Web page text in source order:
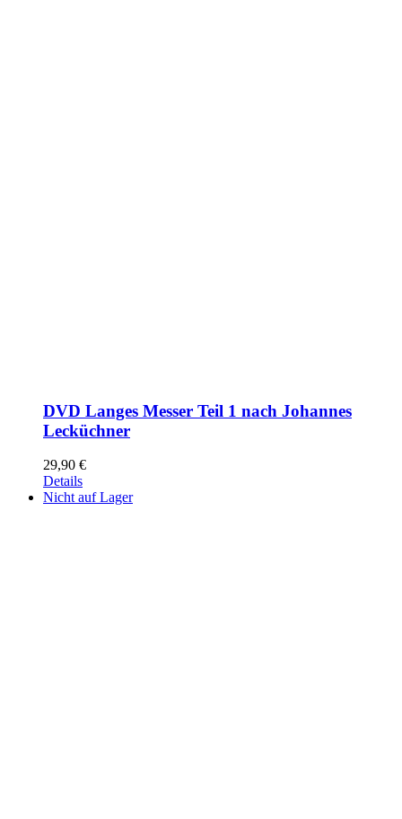
DVD Langes Messer Teil 1 nach Johannes
Lecküchner
29,90 €
Details
Nicht auf Lager